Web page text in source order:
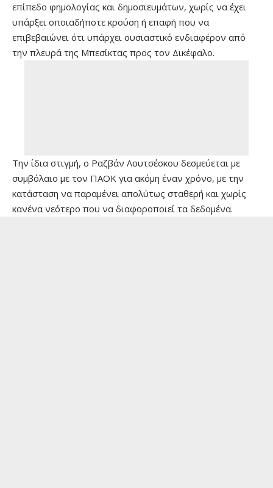
επίπεδο φημολογίας και δημοσιευμάτων, χωρίς να έχει
υπάρξει οποιαδήποτε κρούση ή επαφή που να
επιβεβαιώνει ότι υπάρχει ουσιαστικό ενδιαφέρον από
την πλευρά της Μπεσίκτας προς τον Δικέφαλο.
Την ίδια στιγμή, ο Ραζβάν Λουτσέσκου δεσμεύεται με
συμβόλαιο με τον ΠΑΟΚ για ακόμη έναν χρόνο, με την
κατάσταση να παραμένει απολύτως σταθερή και χωρίς
κανένα νεότερο που να διαφοροποιεί τα δεδομένα.